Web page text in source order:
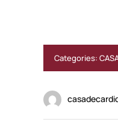
Categories: